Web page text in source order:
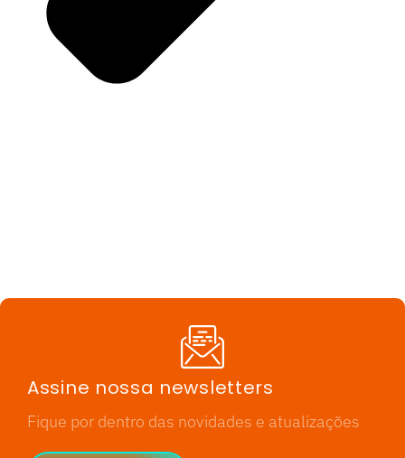
Assine nossa newsletters
Fique por dentro das novidades e atualizações